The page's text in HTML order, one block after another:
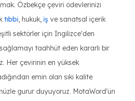
Özbekçe çeviri ödevlerinizi
tıbbi, hukuk, iş ve sanatsal içerik
sektörler için İngilizce'den
taahhüt eden kararlı bir
Her çevirinin en yüksek
emin olan sıkı kalite
gurur duyuyoruz. MotaWord'ün